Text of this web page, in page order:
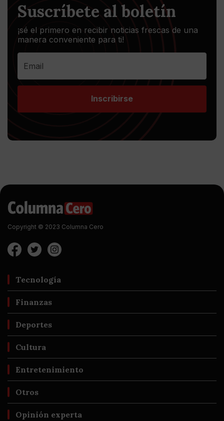
Suscríbete al boletín
¡sé el primero en recibir noticias frescas de una
manera conveniente para ti!
Inscribirse
Copyright © 2023 Columna Cero
Tecnología
Finanzas
Deportes
Cultura
Entretenimiento
Otros
Opinión experta